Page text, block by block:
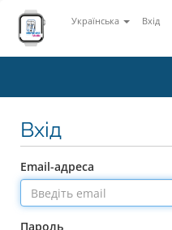
Українська Вхід
Вхід
Email-адреса
Пароль